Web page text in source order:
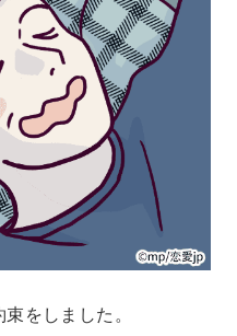
をしました。